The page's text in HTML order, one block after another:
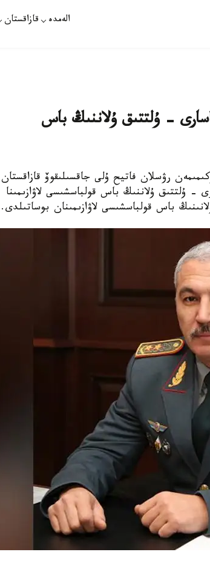
الەمدە قازاقستان
- ۇلتتىق ۇلاننىڭ باس
رۋسلان فاتيح ۇلى جاقسىلىقوۆ قازاقستان
- ۇلتتىق ۇلاننىڭ باس قولباسشىسى لاۋازىمىنا
باس قولباسشىسى لاۋازىمىنان بوساتىلدى.